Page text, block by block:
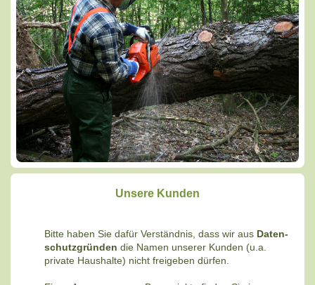
Unsere Kunden
Bitte haben Sie dafür Verständnis, dass wir aus Daten-
schutzgründen die Namen unserer Kunden (u.a.
private Haushalte) nicht freigeben dürfen.